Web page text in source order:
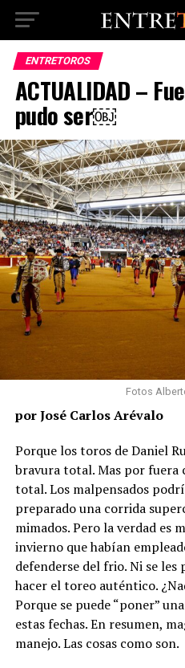
ENTRETOROS
ACTUALIDAD –
pudo ser￼
Fotos
por José Carlos Arévalo
Porque los toros de Daniel
bravura total. Mas por fuera
total. Los malpensados
preparado una corrida
mimados. Pero la verdad es
invierno que habían
defenderse del frio. Ni se les
hacer el toreo auténtico.
Porque se puede “poner”
estas fechas. En resumen,
manejo. Las cosas como son.